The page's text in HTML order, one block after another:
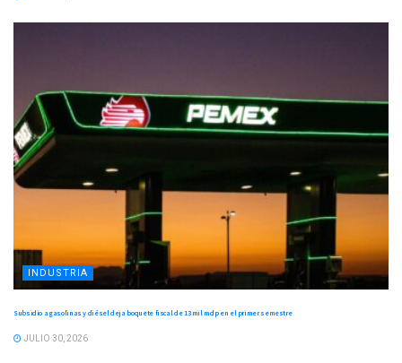
INDUSTRIA
Subsidio a gasolinas y diésel deja boquete fiscal de 13 mil mdp en el primer semestre
JULIO 30, 2026